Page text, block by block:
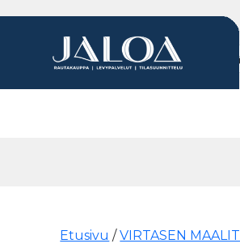
Products search
Etusivu /VIRTASEN MAALIT